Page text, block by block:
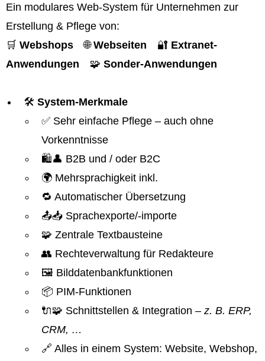
Ein modulares Web-System für Unternehmen zur
Erstellung & Pflege von:
🛒 Webshops 🌐Webseiten 🔐 Extranet-
Anwendungen 🧩 Sonder-Anwendungen
🛠️ System-Merkmale
✅ Sehr einfache Pflege – auch ohne
Vorkenntnisse
🛍️👤 B2B und / oder B2C
🌍 Mehrsprachigkeit inkl.
🔁 Automatischer Übersetzung
📤📥 Sprachexporte/-importe
🧩 Zentrale Textbausteine
👥 Rechteverwaltung für Redakteure
🖼️ Bilddatenbankfunktionen
📦 PIM-Funktionen
🔌🧩 Schnittstellen & Integration – z. B. ERP,
CRM, …
🔗 Alles in einem System: Website, Webshop,